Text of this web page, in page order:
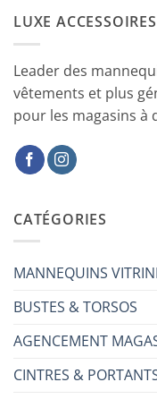
LUXE ACCESSOIRES
Leader des
vêtements et plus
pour les magasins à
CATÉGORIES
MANNEQUINS
BUSTES & TORSOS
AGENCEMENT
CINTRES &